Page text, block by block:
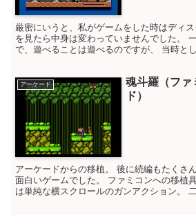
厳密にいうと、私がゲームをした時はディ
を見たら中身は変わっていませんでした。
で、遊べることは遊べるのですが、 当時と
アーケード
魂斗羅（ファ
ド）
アーケードからの移植。 後に続編もたくさ
面白いゲームでした。 ファミコンへの移植
は単純な横スクロールのガンアクション。